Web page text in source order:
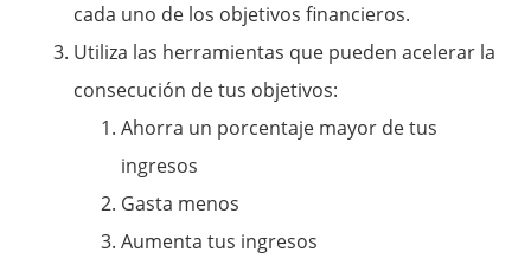
cada uno de los objetivos financieros.
Utiliza las herramientas que pueden acelerar la
consecución de tus objetivos:
Ahorra un porcentaje mayor de tus
ingresos
Gasta menos
Aumenta tus ingresos